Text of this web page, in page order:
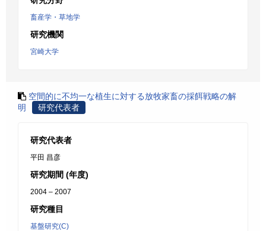
畜産学・草地学
研究機関
宮崎大学
空間的に不均一な植生に対する放牧家畜の採餌戦略の解
明
研究代表者
研究代表者
平田 昌彦
研究期間 (年度)
2004 – 2007
研究種目
基盤研究(C)